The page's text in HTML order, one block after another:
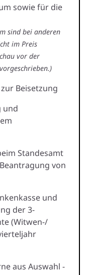
sowie für die
sind bei anderen
im Preis
vor der
Beisetzung
und
Standesamt
von
und
der 3-
(Witwen-/
aus Auswahl -